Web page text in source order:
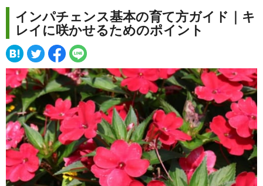
インパチェンス基本の育て方ガイド｜キ
レイに咲かせるためのポイント